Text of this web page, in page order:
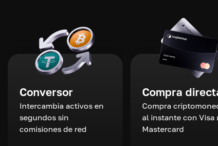
Conversor
Intercambia activos en
segundos sin
comisiones de red
Compra
Compra
al instante con Visa
Mastercard